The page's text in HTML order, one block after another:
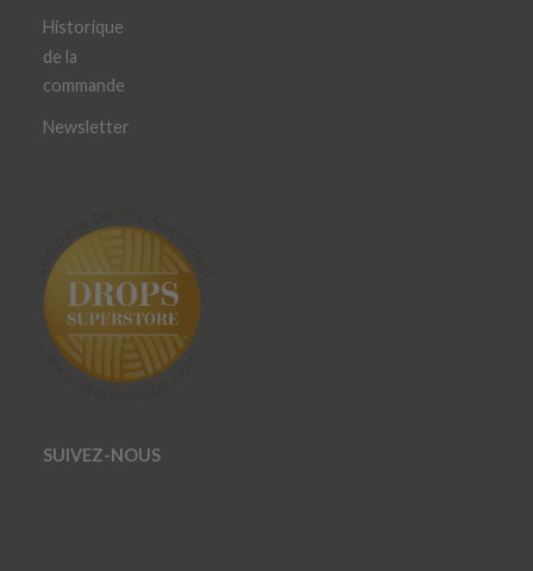
Historique
de la
commande
Newsletter
SUIVEZ-NOUS